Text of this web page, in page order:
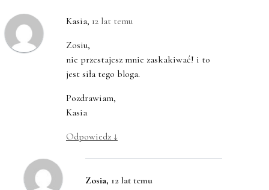
Kasia, 12 lat temu
Zosiu,
nie przestajesz mnie zaskakiwać! i to
jest siła tego bloga.
Pozdrawiam,
Kasia
Odpowiedz ↓
Zosia, 12 lat temu